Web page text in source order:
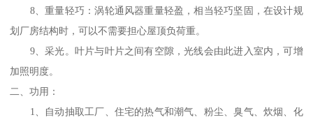
8、重量轻巧：涡轮通风器重量轻盈，相当轻巧坚固，在设计规
划厂房结构时，可以不需要担心屋顶负荷重。
9、采光。叶片与叶片之间有空隙，光线会由此进入室内，可增
加照明度。
二、功用：
1、自动抽取工厂、住宅的热气和潮气、粉尘、臭气、炊烟、化